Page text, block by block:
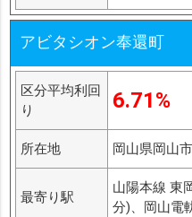
アビタシオン奉還町
区分平均利回
り
6.71%
所在地 岡山県岡山
最寄り駅
山陽本線 東
分)、岡山電